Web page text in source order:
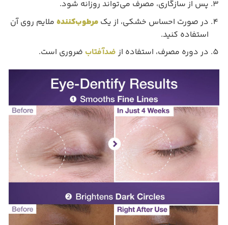
پس از سازگاری، مصرف می‌تواند روزانه شود.
در صورت احساس خشکی، از یک مرطوب‌کنندهملایم روی آن
استفاده کنید.
در دوره مصرف، استفاده از ضدآفتاب ضروری است.